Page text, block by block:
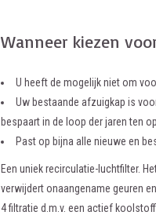
Wanneer kiezen
U heeft de mogelijk niet om
Uw bestaande afzuigkap is
bespaart in de loop der jaren ten
Past op bijna alle nieuwe en
Een uniek recirculatie-luchtfilter.
verwijdert onaangename geuren
4 filtratie d.m.v. een actief